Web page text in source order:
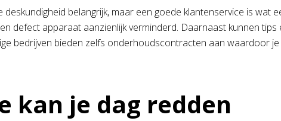
belangrijk, maar een goede klantenservice is
defect apparaat aanzienlijk verminderd. Daarnaast kunnen
bedrijven bieden zelfs onderhoudscontracten aan waardoor
kan je dag redden